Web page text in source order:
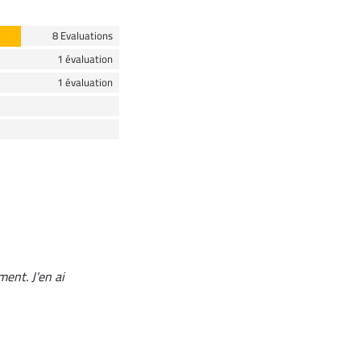
8 Evaluations
1 évaluation
1 évaluation
J'en ai